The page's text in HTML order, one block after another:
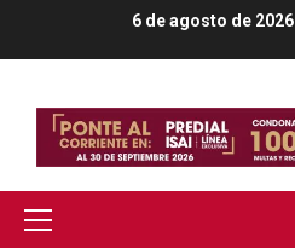
6 de agosto de 2026
Menú